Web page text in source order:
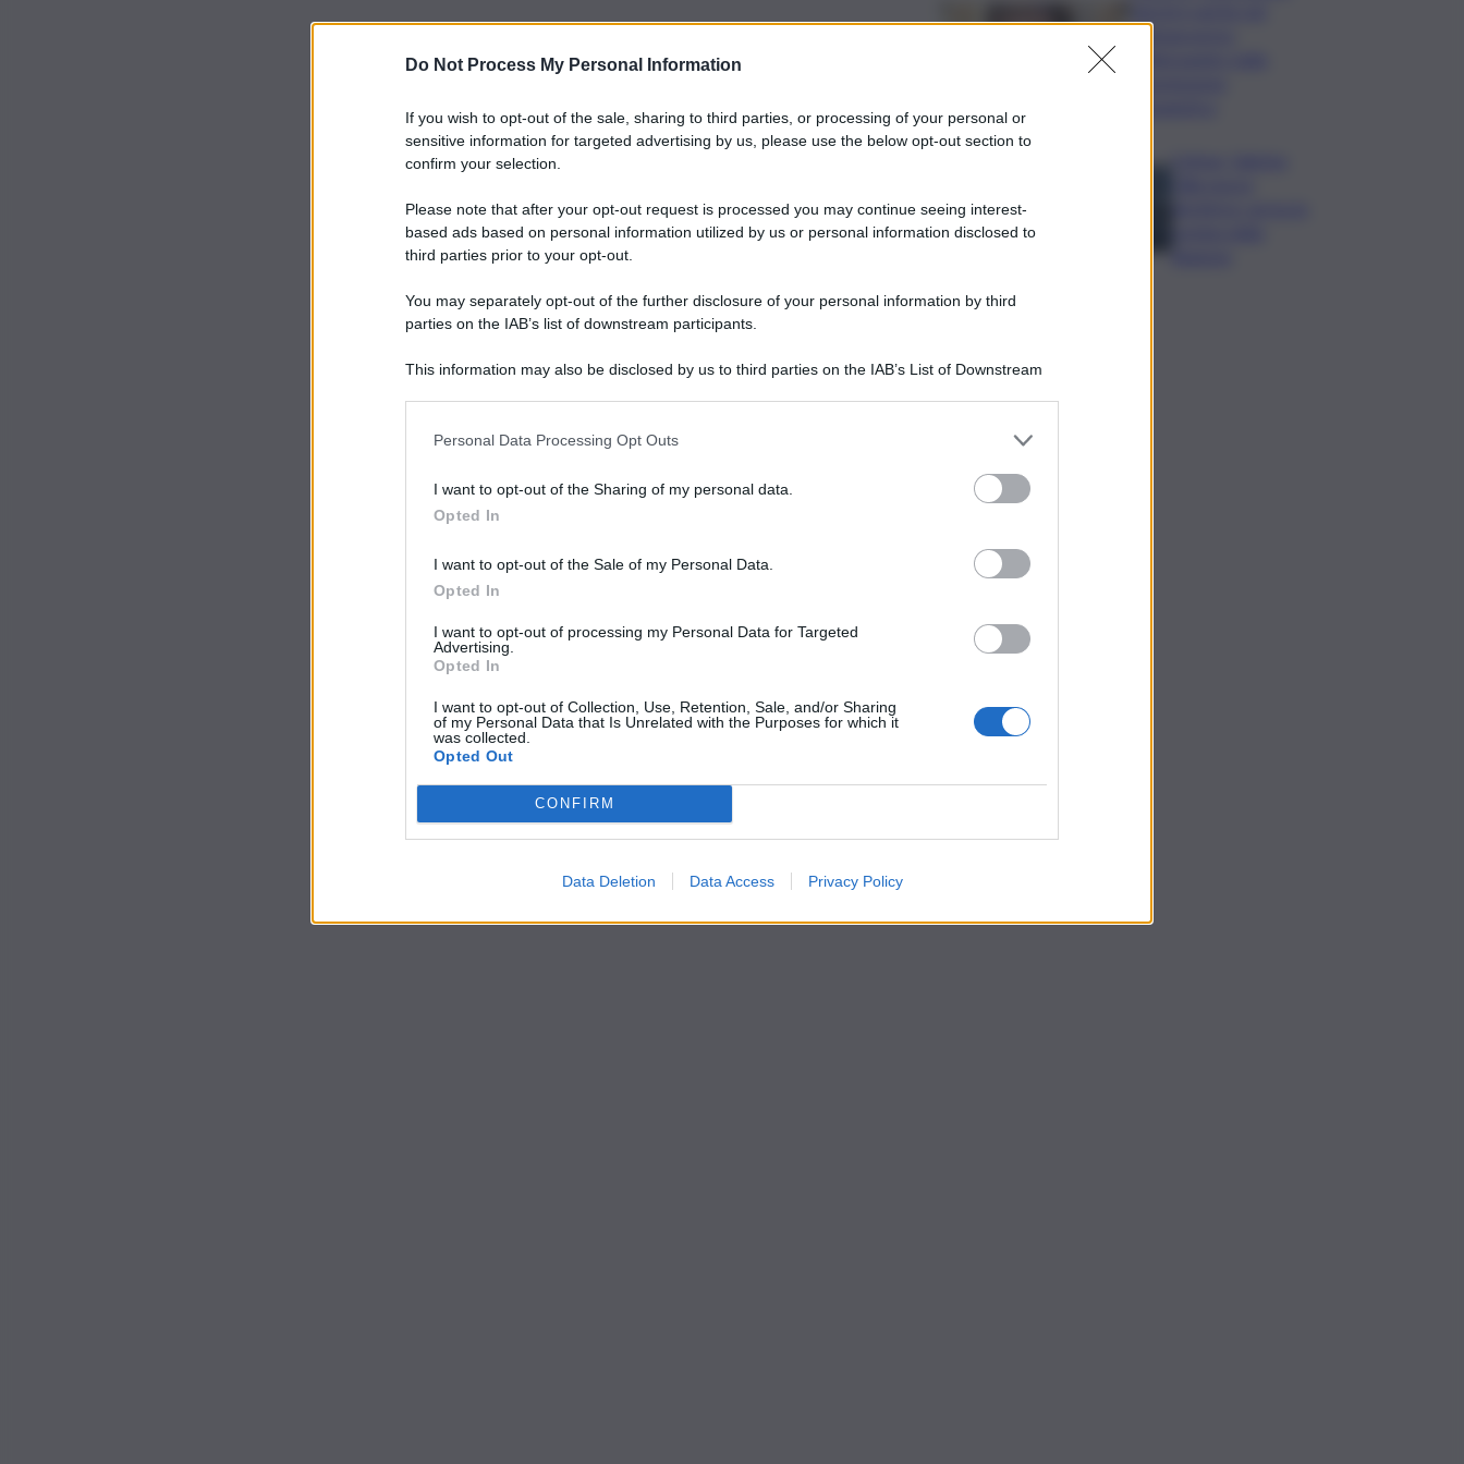
Do Not Process My Personal Information
If you wish to opt-out of the sale, sharing to third parties, or processing of your personal or
sensitive information for targeted advertising by us, please use the below opt-out section to
confirm your selection.
Please note that after your opt-out request is processed you may continue seeing interest-
based ads based on personal information utilized by us or personal information disclosed to
third parties prior to your opt-out.
You may separately opt-out of the further disclosure of your personal information by third
parties on the IAB’s list of downstream participants.
This information may also be disclosed by us to third parties on the IAB’s List of Downstream
Personal Data Processing Opt Outs
I want to opt-out of the Sharing of my personal data.
Opted In
I want to opt-out of the Sale of my Personal Data.
Opted In
I want to opt-out of processing my Personal Data for Targeted
Advertising.
Opted In
I want to opt-out of Collection, Use, Retention, Sale, and/or Sharing
of my Personal Data that Is Unrelated with the Purposes for which it
was collected.
Opted Out
CONFIRM
Data Deletion Data Access Privacy Policy
Sottogoverno: